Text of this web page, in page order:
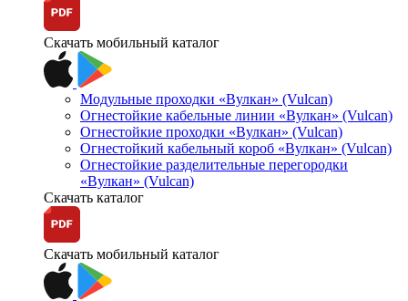
Скачать мобильный каталог
Модульные проходки «Вулкан» (Vulcan)
Огнестойкие кабельные линии «Вулкан» (Vulcan)
Огнестойкие проходки «Вулкан» (Vulcan)
Огнестойкий кабельный короб «Вулкан» (Vulcan)
Огнестойкие разделительные перегородки
«Вулкан» (Vulcan)
Скачать каталог
Скачать мобильный каталог